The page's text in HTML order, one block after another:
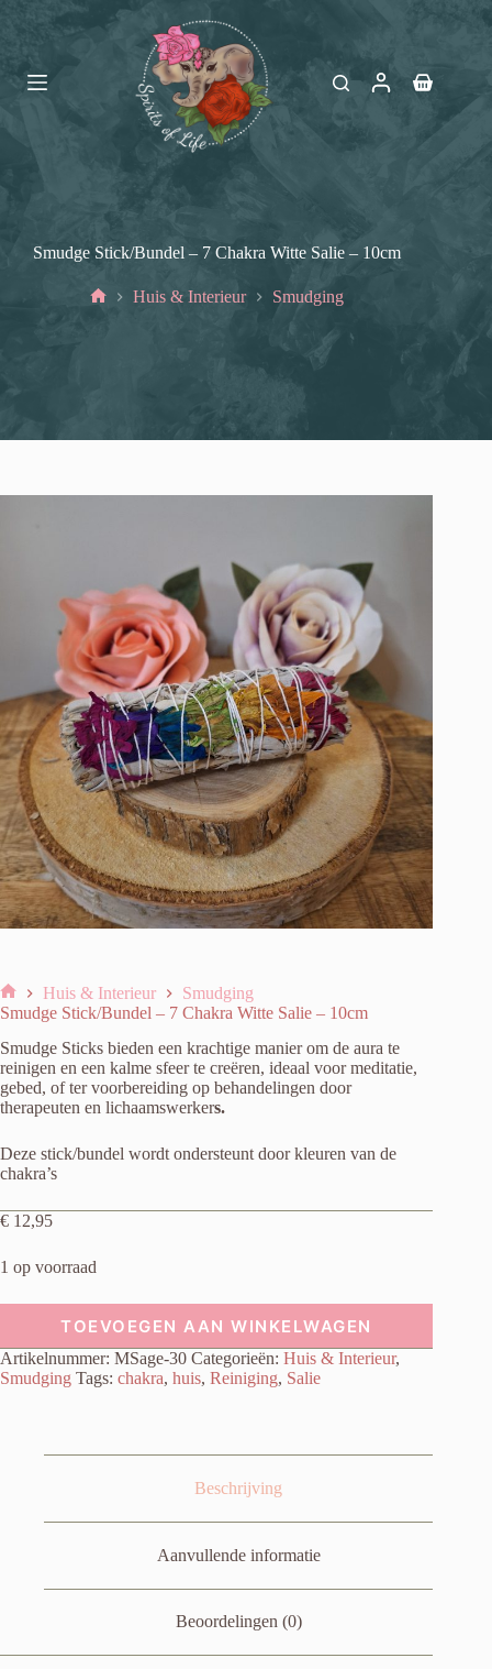
Smudge Stick/Bundel – 7 Chakra Witte Salie – 10cm
Huis & Interieur Smudging
Home
Huis & Interieur
Smudging
Smudge Stick/Bundel – 7 Chakra Witte Salie – 10cm
Smudge Sticks bieden een krachtige manier om de aura te
reinigen en een kalme sfeer te creëren, ideaal voor meditatie,
gebed, of ter voorbereiding op behandelingen door
therapeuten en lichaamswerkers.
Deze stick/bundel wordt ondersteunt door kleuren van de
chakra’s
€ 12,95
1 op voorraad
TOEVOEGEN AAN WINKELWAGEN
Artikelnummer: MSage-30 Categorieën: Huis & Interieur,
Smudging Tags: chakra, huis, Reiniging, Salie
Beschrijving
Aanvullende informatie
Beoordelingen (0)